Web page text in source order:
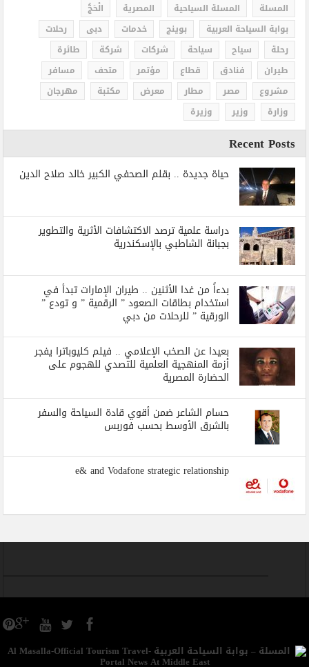
المسلة
المسلة السياحية المصرية
الْحَجُّ
بوابة السياحة العربية
بوينج خدمات دبى
رحلات
رحلة
سياح سياحة شركات شركة
طائرة
طيران
فنادق قطاع مؤتمر متحف
مسافر
مشروع
مصر مطار معرض مكتبة
مهرجان
وزارة
وزير وزيرة
Recent Posts
حياة جديدة .. بقلم الصحفي الكبير خالد صلاح الدين
دراسة علمية ترصد الاكتشافات الأثرية والتطوير
بجبانة الشاطبي بالإسكندرية
بدءاً من غدا الأثنين .. طيران الإمارات تبدأ في
استخدام بطاقات الصعود ” الرقمية ” و تودع ”
الورقية ” للرحلات من دبي
بعيدا عن الصخب الإعلامي .. فيلم كليوباترا يفجر
أزمة المنهجية العلمية للتصدي للهجوم على
الحضارة المصرية
حسام الشاعر ضمن أقوي قادة السياحة والسفر
بالشرق الأوسط بحسب فوربس
e& and Vodafone strategic relationship